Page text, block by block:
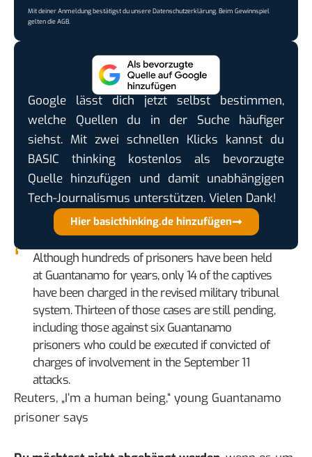
Mit deiner Anmeldung bestätigst du unsereDatenschutzerklärung. Beim Gewinnspiel
gelten dieAGB.
Google lässt dich jetzt selbst bestimmen,
welche Quellen du in der Suche häufiger
siehst. Mit zwei schnellen Klicks kannst du
BASIC thinking kostenlos als bevorzugte
Quelle hinzufügen und damit unabhängigen
Tech-Journalismus unterstützen. Vielen Dank!
Hier basicthinking.de hinzufügen
Although hundreds of prisoners have been held
at Guantanamo for years, only 14 of the captives
have been charged in the revised military tribunal
system. Thirteen of those cases are still pending,
including those against six Guantanamo
prisoners who could be executed if convicted of
charges of involvement in the September 11
attacks.
Reuters, „I’m a human being,“ young Guantanamo
prisoner says